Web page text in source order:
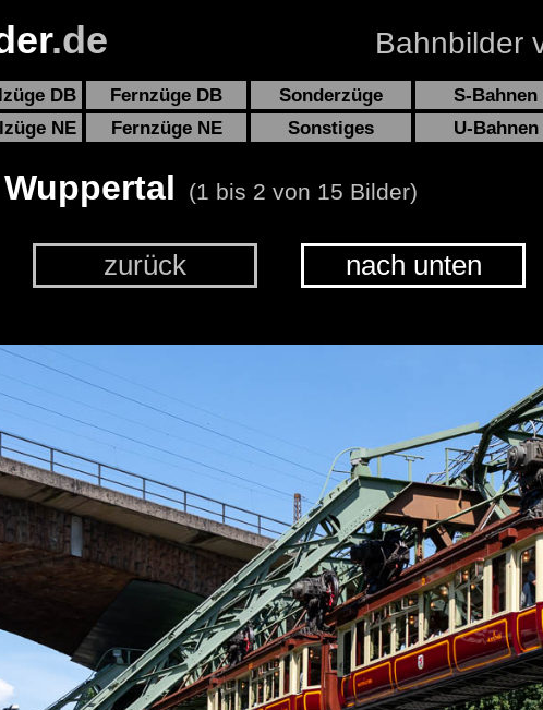
.de Bahnbilder
DB Fernzüge DB Sonderzüge S-Bahnen
NE Fernzüge NE Sonstiges U-Bahnen
(1 bis 2 von 15 Bilder)
zurück nach unten